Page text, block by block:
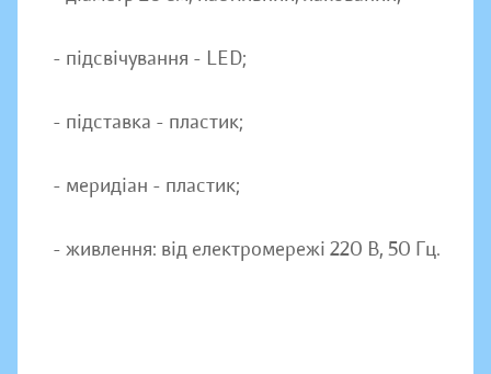
- підсвічування - LED;
- підставка - пластик;
- меридіан - пластик;
- живлення: від електромережі 220 В, 50 Гц.